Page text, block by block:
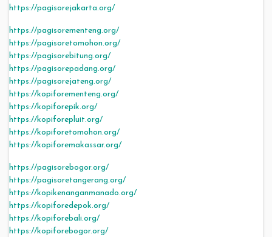
https://pagisorejakarta.org/
https://pagisorementeng.org/
https://pagisoretomohon.org/
https://pagisorebitung.org/
https://pagisorepadang.org/
https://pagisorejateng.org/
https://kopiforementeng.org/
https://kopiforepik.org/
https://kopiforepluit.org/
https://kopiforetomohon.org/
https://kopiforemakassar.org/
https://pagisorebogor.org/
https://pagisoretangerang.org/
https://kopikenanganmanado.org/
https://kopiforedepok.org/
https://kopiforebali.org/
https://kopiforebogor.org/